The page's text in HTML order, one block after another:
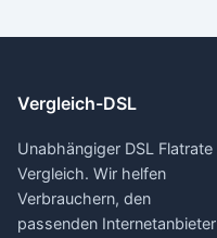
Vergleich-DSL
Unabhängiger DSL Flatrate
Vergleich. Wir helfen
Verbrauchern, den
passenden Internetanbieter